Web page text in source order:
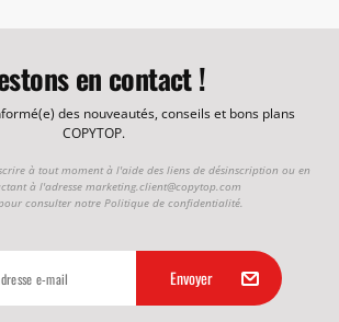
en contact !
des nouveautés, conseils et bons plans
COPYTOP.
à tout moment à l'aide des liens de désinscription ou en
à l'adresse marketing.client@copytop.com
consulter notre Politique de confidentialité.